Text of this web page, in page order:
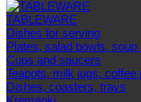
TABLEWARE
Dishes for serving
Plates, salad bowls,
Cups and saucers
Teapots, milk jugs, coffee
Dishes, coasters, trays